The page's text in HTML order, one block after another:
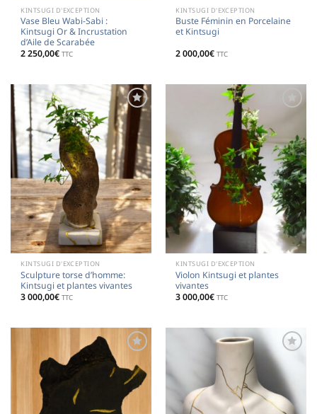
KINTSUGI D'EXCEPTION
Vase Bleu Wabi-Sabi :
Kintsugi Or & Incrustation
d’Aile de Scarabée
2 250,00€ TTC
KINTSUGI D'EXCEPTION
Buste Féminin en Porcelaine
et Kintsugi
2 000,00€ TTC
Ajouter
à la
liste de
souhaits
KINTSUGI D'EXCEPTION
Sculpture torse d’homme:
Kintsugi et plantes vivantes
3 000,00€ TTC
liste de
souhaits
KINTSUGI D'EXCEPTION
Violon Kintsugi et plantes
vivantes
3 000,00€ TTC
à la
liste de
souhaits
Ajouter
à la
liste de
souhaits